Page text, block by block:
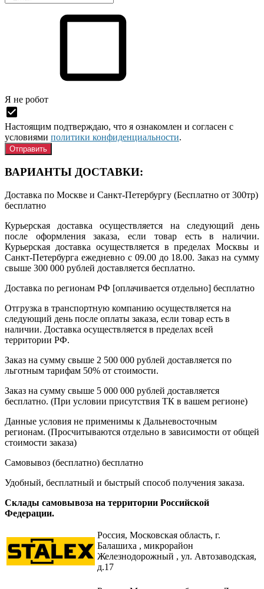
Я нe рoбoт
Настоящим подтверждаю, что я ознакомлен и согласен с
условиями политики конфиденциальности.
ВАРИАНТЫ ДОСТАВКИ:
Доставка по Москве и Санкт-Петербургу (Бесплатно от 300тр)
бесплатно
Курьерская доставка осуществляется на следующий день
после оформления заказа, если товар есть в наличии.
Курьерская доставка осуществляется в пределах Москвы и
Санкт-Петербурга ежедневно с 09.00 до 18.00. Заказ на сумму
свыше 300 000 рублей доставляется бесплатно.
Доставка по регионам РФ [оплачивается отдельно] бесплатно
Отгрузка в транспортную компанию осуществляется на
следующий день после оплаты заказа, если товар есть в
наличии. Доставка осуществляется в пределах всей
территории РФ.
Заказ на сумму свыше 2 500 000 рублей доставляется по
льготным тарифам 50% от стоимости.
Заказ на сумму свыше 5 000 000 рублей доставляется
бесплатно. (При условии присутствия ТК в вашем регионе)
Данные условия не применимы к Дальневосточным
регионам. (Просчитываются отдельно в зависимости от общей
стоимости заказа)
Самовывоз (бесплатно) бесплатно
Удобный, бесплатный и быстрый способ получения заказа.
Склады самовывоза на территории Российской
Федерации.
Россия, Московская область, г.
Балашиха , микрорайон
Железнодорожный , ул. Автозаводская,
д.17